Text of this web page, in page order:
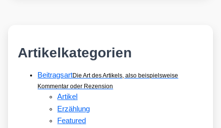
Artikelkategorien
BeitragsartDie Art des Artikels, also beispielsweise
Kommentar oder Rezension
Artikel
Erzählung
Featured